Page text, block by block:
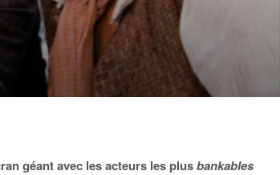
géant avec les acteurs les plusbankables